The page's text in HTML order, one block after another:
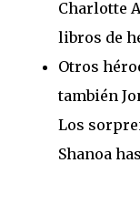
Charlotte
libros de
Otros
también
Los
Shanoa